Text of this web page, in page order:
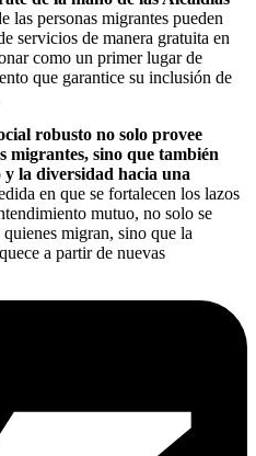
las personas migrantes pueden
servicios de manera gratuita en
como un primer lugar de
que garantice su inclusión de
robusto no solo provee
migrantes, sino que también
y la diversidad hacia una
en que se fortalecen los lazos
mutuo, no solo se
migran, sino que la
a partir de nuevas